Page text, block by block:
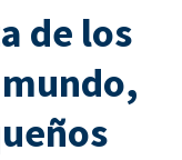
de los